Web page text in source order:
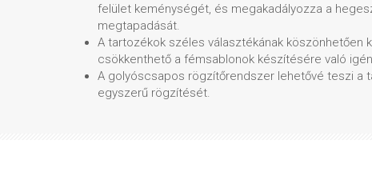
felület keménységét, és megakadályozza a
megtapadását.
A tartozékok széles választékának köszönhetően
csökkenthető a fémsablonok készítésére való
A golyóscsapos rögzítőrendszer lehetővé teszi a
egyszerű rögzítését.